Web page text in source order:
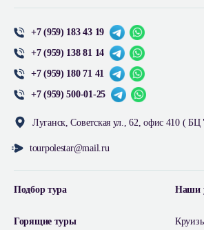
+7 (959) 183 43 19
+7 (959) 138 81 14
+7 (959) 180 71 41
+7 (959) 500-01-25
Луганск, Советская ул., 62, офис 410 (
tourpolestar@mail.ru
Подбор тура
Горящие туры
Наши